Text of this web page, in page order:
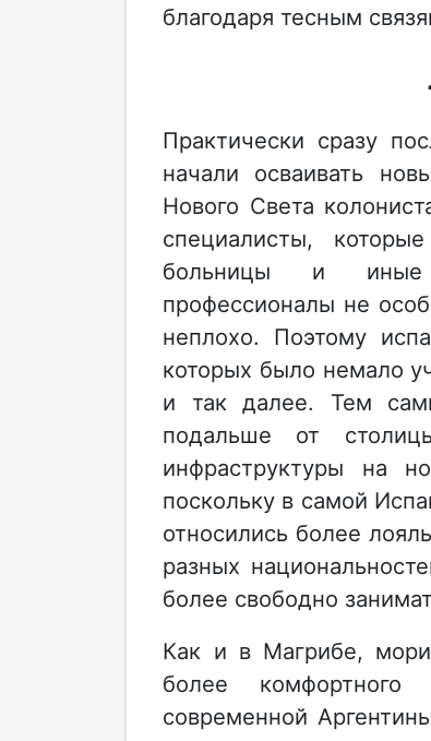
благодаря тесным
Практически сразу
начали осваивать
Нового Света
специалисты,
больницы и иные
профессионалы не
неплохо. Поэтому
которых было немало
и так далее. Тем
подальше от
инфраструктуры на
поскольку в самой
относились более
разных
более свободно
Как и в Магрибе,
более
современной